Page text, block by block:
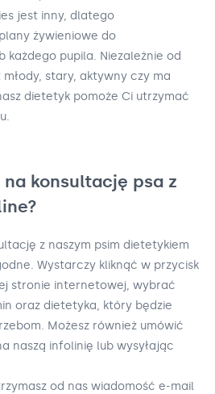
jest inny, dlatego
żywieniowe do
każdego pupila. Niezależnie od
stary, aktywny czy ma
dietetyk pomoże Ci utrzymać
konsultację psa z
z naszym psim dietetykiem
Wystarczy kliknąć w przycisk
stronie internetowej, wybrać
oraz dietetyka, który będzie
Możesz również umówić
naszą infolinię lub wysyłając
od nas wiadomość e-mail